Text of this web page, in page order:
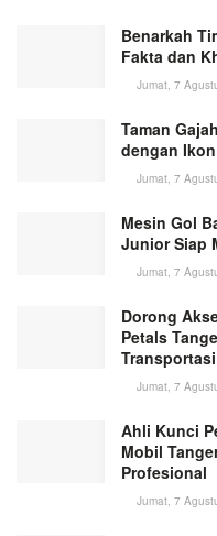
Benarkah
Fakta dan
Jumat, 7
Taman
dengan
Jumat, 7
Mesin Gol
Junior Siap
Jumat, 7
Dorong
Petals
Jumat, 7
Ahli Kunci
Mobil
Profesional
Jumat, 7